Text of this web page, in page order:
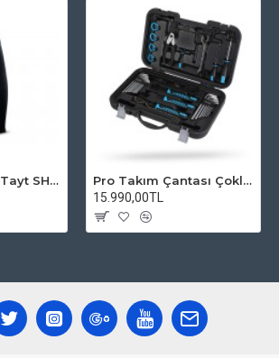
Asistan Askısız Tayt SH20 Pedli Siyah
Pro Takım Çantası Çoklu Tamir Seti
15.990,00TL